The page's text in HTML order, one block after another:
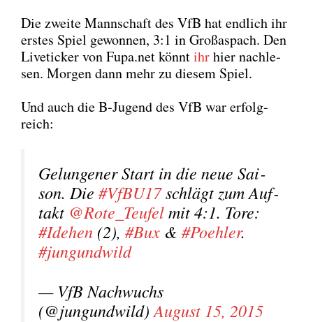
Die zwei­te Mann­schaft des VfB hat end­lich ihr
ers­tes Spiel gewon­nen, 3:1 in Groß­as­pach. Den
Live­ti­cker von Fupa.net könntihrhier nach­le­
sen. Mor­gen dann mehr zu die­sem Spiel.
Und auch die B‑Jugend des VfB war erfolg­
reich:
Gelun­ge­ner Start in die neue Sai­
son. Die #VfBU17schlägt zum Auf­
takt @Rote_Teufelmit 4:1. Tore:
#Ide­hen (2), #Bux & #Poeh­ler.
#jun­gund­wild
— VfB Nach­wuchs
(@jungundwild) August 15, 2015